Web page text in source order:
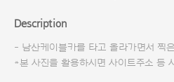
Description
- 남산케이블카를 타고 올라가면서 찍
*본 사진을 활용하시면 사이트주소 등